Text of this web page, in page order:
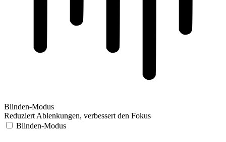
Blinden-Modus
Reduziert Ablenkungen, verbessert den Fokus
Blinden-Modus